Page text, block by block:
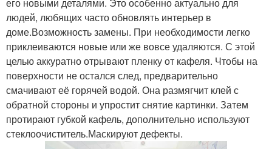
его новыми деталями. Это особенно актуально для
людей, любящих часто обновлять интерьер в
доме.Возможность замены. При необходимости легко
приклеиваются новые или же вовсе удаляются. С этой
целью аккуратно отрывают пленку от кафеля. Чтобы на
поверхности не остался след, предварительно
смачивают её горячей водой. Она размягчит клей с
обратной стороны и упростит снятие картинки. Затем
протирают губкой кафель, дополнительно используют
стеклоочиститель.Маскируют дефекты.